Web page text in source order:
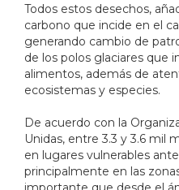
Todos estos desechos,
carbono que incide en el
generando cambio de
de los polos glaciares que
alimentos, además de
ecosistemas y especies.
De acuerdo con la
Unidas, entre 3.3 y 3.6 mil
en lugares vulnerables
principalmente en las